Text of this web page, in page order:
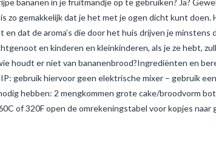
bananen in je fruitmandje op te gebruiken? Ja?
zo gemakkelijk dat je het met je ogen dicht kunt
en dat de aroma’s die door het huis drijven je minstens
en kinderen en kleinkinderen, als je ze hebt,
houdt er niet van bananenbrood?Ingrediënten en
gebruik hiervoor geen elektrische mixer – gebruik
hebben: 2 mengkommen grote cake/broodvorm
of 320F open de omrekeningstabel voor kopjes naar